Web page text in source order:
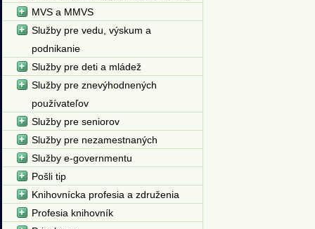
MVS a MMVS
Služby pre vedu, výskum a
podnikanie
Služby pre deti a mládež
Služby pre znevýhodnených
používateľov
Služby pre seniorov
Služby pre nezamestnaných
Služby e-governmentu
Pošli tip
Knihovnícka profesia a združenia
Profesia knihovník